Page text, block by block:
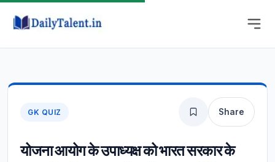
GK QUIZ Share
योजना आयोग के उपाध्यक्ष को भारत सरकार के